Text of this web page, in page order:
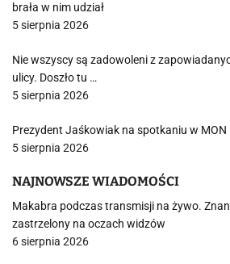
brała w nim udział
5 sierpnia 2026
Nie wszyscy są zadowoleni z
ulicy. Doszło tu …
5 sierpnia 2026
Prezydent Jaśkowiak na spotkaniu w MON
5 sierpnia 2026
NAJNOWSZE WIADOMOŚCI
Makabra podczas transmisji na żywo.
zastrzelony na oczach widzów
6 sierpnia 2026